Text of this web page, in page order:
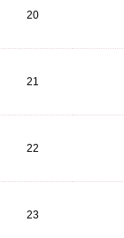
20
21
22
23